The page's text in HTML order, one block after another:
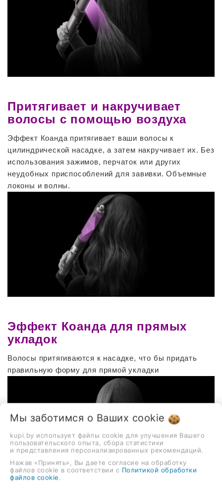
Притягивает и накручивает
волосы с помощью воздуха
Эффект Коанда притягивает ваши волосы к
цилиндрической насадке, а затем накручивает их. Без
использования зажимов, перчаток или других
неудобных приспособлений для завивки. Объемные
локоны и волны.
Эффект Коанда для прямых
укладок
Волосы притягиваются к насадке, что бы придать
правильную форму для прямой укладки
Мы заботимся о Ваших cookie
kupi.by использует файлы cookie для улучшения Вашего
пользовательского опыта, сбора статистики
и представления персонализированных рекомендаций.
Нажав «Принять», Вы даете согласие на обработку
файлов cookie в соответствии с Политикой обработки
файлов cookie